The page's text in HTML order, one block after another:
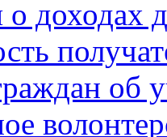
доходах
об